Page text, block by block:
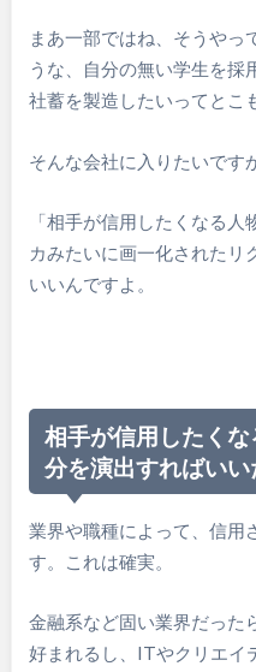
まあ一部ではね、そうやっ
うな、自分の無い学生を採
社蓄を製造したいってとこ
そんな会社に入りたいです
「相手が信用したくなる
カみたいに画一化されたリ
いいんですよ。
相手が信用したく
分を演出すればいい
業界や職種によって、信用
す。これは確実。
金融系など固い業界だった
好まれるし、ITやクリエイ